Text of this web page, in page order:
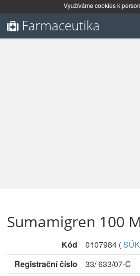
Využíváme cookies k
Farmaceutika
Sumamigren 100
Kód 0107984 (
Registrační číslo
33/ 633/07-C